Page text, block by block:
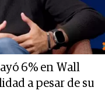
6% en Wall
a pesar de su